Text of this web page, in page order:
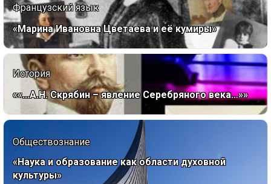
Французский язык
«Марина Ивановна Цветаева и её кумиры»
История
««...А.Н. Скрябин – явление Серебряного века…»»
Обществознание
«Наука и образование как области духовной
культуры»